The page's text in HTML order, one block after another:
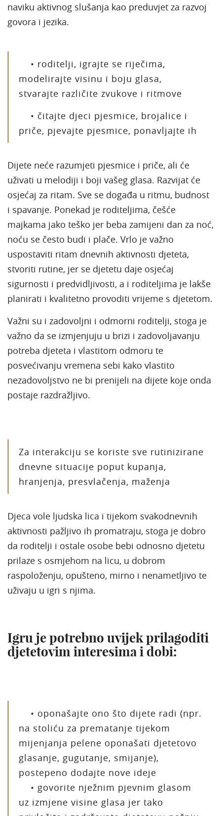
naviku aktivnog slušanja kao preduvjet za razvoj
govora i jezika.
• roditelji, igrajte se riječima,
modelirajte visinu i boju glasa,
stvarajte različite zvukove i ritmove
• čitajte djeci pjesmice, brojalice i
priče, pjevajte pjesmice, ponavljajte ih
Dijete neće razumjeti pjesmice i priče, ali će
uživati u melodiji i boji vašeg glasa. Razvijat će
osjećaj za ritam. Sve se događa u ritmu, budnost
i spavanje. Ponekad je roditeljima, češće
majkama jako teško jer beba zamijeni dan za noć,
noću se često budi i plače. Vrlo je važno
uspostaviti ritam dnevnih aktivnosti djeteta,
stvoriti rutine, jer se djetetu daje osjećaj
sigurnosti i predvidljivosti, a i roditeljima je lakše
planirati i kvalitetno provoditi vrijeme s djetetom.
Važni su i zadovoljni i odmorni roditelji, stoga je
važno da se izmjenjuju u brizi i zadovoljavanju
potreba djeteta i vlastitom odmoru te
posvećivanju vremena sebi kako vlastito
nezadovoljstvo ne bi prenijeli na dijete koje onda
postaje razdražljivo.
Za interakciju se koriste sve rutinizirane
dnevne situacije poput kupanja,
hranjenja, presvlačenja, maženja
Djeca vole ljudska lica i tijekom svakodnevnih
aktivnosti pažljivo ih promatraju, stoga je dobro
da roditelji i ostale osobe bebi odnosno djetetu
prilaze s osmjehom na licu, u dobrom
raspoloženju, opušteno, mirno i nenametljivo te
uživaju u igri s njima.
Igru je potrebno uvijek prilagoditi
djetetovim interesima i dobi:
• oponašajte ono što dijete radi (npr.
na stoliću za prematanje tijekom
mijenjanja pelene oponašati djetetovo
glasanje, gugutanje, smijanje),
postepeno dodajte nove ideje
• govorite nježnim pjevnim glasom
uz izmjene visine glasa jer tako